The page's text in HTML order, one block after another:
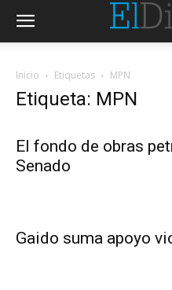
Inicio Etiquetas MPN
Etiqueta: MPN
El fondo de obras
Senado
Gaido suma apoyo